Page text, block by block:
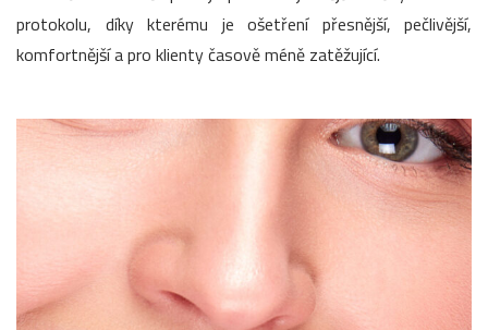
protokolu, díky kterému je ošetření přesnější, pečlivější,
komfortnější a pro klienty časově méně zatěžující.